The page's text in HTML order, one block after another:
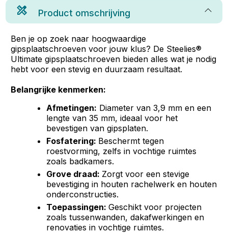
Product omschrijving
Ben je op zoek naar hoogwaardige
gipsplaatschroeven voor jouw klus? De Steelies®
Ultimate gipsplaatschroeven bieden alles wat je nodig
hebt voor een stevig en duurzaam resultaat.
Belangrijke kenmerken:
Afmetingen: Diameter van 3,9 mm en een
lengte van 35 mm, ideaal voor het
bevestigen van gipsplaten.
Fosfatering: Beschermt tegen
roestvorming, zelfs in vochtige ruimtes
zoals badkamers.
Grove draad: Zorgt voor een stevige
bevestiging in houten rachelwerk en houten
onderconstructies.
Toepassingen:Geschikt voor projecten
zoals tussenwanden, dakafwerkingen en
renovaties in vochtige ruimtes.